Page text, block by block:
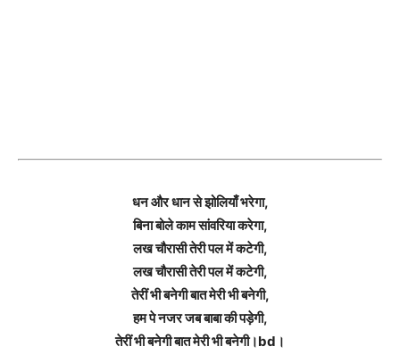
धन और धान से झोलियाँ भरेगा,
बिना बोले काम सांवरिया करेगा,
लख चौरासी तेरी पल में कटेगी,
लख चौरासी तेरी पल में कटेगी,
तेरीं भी बनेगी बात मेरी भी बनेगी,
हम पे नजर जब बाबा की पड़ेगी,
तेरीं भी बनेगी बात मेरी भी बनेगी।bd।